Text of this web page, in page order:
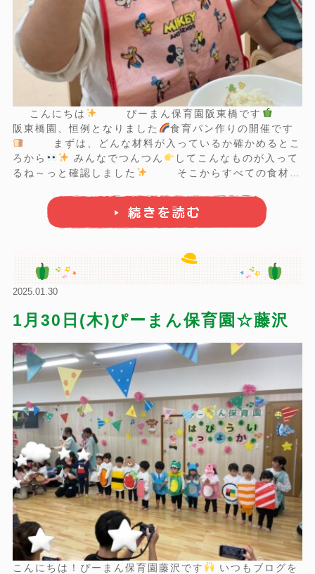
こんにちは
ぴーまん保育園阪東橋です
阪東橋園、恒例となりました
食育パン作りの開催です
ろから
みんなでつんつん
してこんなものが入って
るね～っと確認しました
いました
2025.01.30
1月30日(木)ぴーまん保育園☆藤沢
こんにちは！ぴーまん保育園藤沢です いつもブログを